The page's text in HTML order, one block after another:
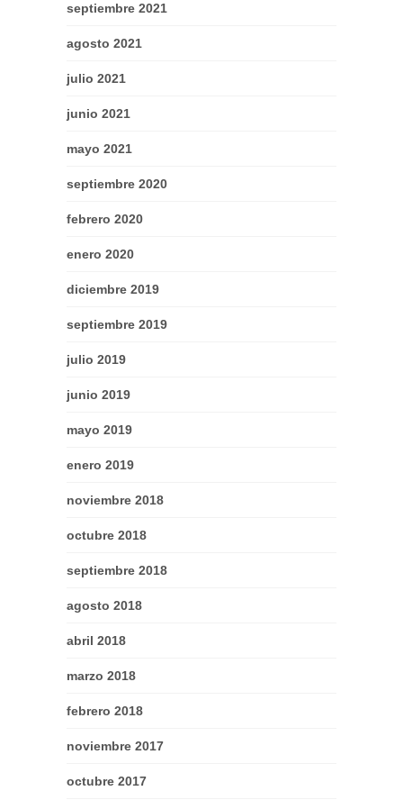
septiembre 2021
agosto 2021
julio 2021
junio 2021
mayo 2021
septiembre 2020
febrero 2020
enero 2020
diciembre 2019
septiembre 2019
julio 2019
junio 2019
mayo 2019
enero 2019
noviembre 2018
octubre 2018
septiembre 2018
agosto 2018
abril 2018
marzo 2018
febrero 2018
noviembre 2017
octubre 2017